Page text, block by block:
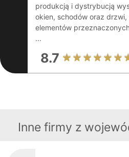
produkcją i dystrybucją
okien, schodów oraz
elementów
...
8.7
Inne firmy z